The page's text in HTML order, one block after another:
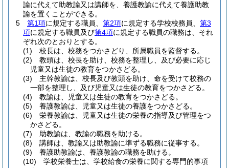
諭に代えて助教諭又は講師を、養護教諭に代えて養護助教
諭を置くことができる。
5
第1項に規定する職員、 第2項に規定する学校校務員、 第3
項に規定する職員及び第4項に規定する職員の職務は、それ
ぞれ次のとおりとする。
(1)
校長は、校務をつかさどり、所属職員を監督する。
(2)
教頭は、校長を助け、校務を整理し、及び必要に応じ
児童又は生徒の教育をつかさどる。
(3)
主幹教諭は、校長及び教頭を助け、命を受けて校務の
一部を整理し、及び児童又は生徒の教育をつかさどる。
(4)
教諭は、児童又は生徒の教育をつかさどる。
(5)
養護教諭は、児童又は生徒の養護をつかさどる。
(6)
栄養教諭は、児童又は生徒の栄養の指導及び管理をつ
かさどる。
(7)
助教諭は、教諭の職務を助ける。
(8)
講師は、教諭又は助教諭に準ずる職務に従事する。
(9)
養護助教諭は、養護教諭の職務を助ける。
(10)
学校栄養士は、学校給食の栄養に関する専門的事項